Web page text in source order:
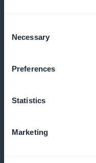
Selection
Necessary
Preferences
Statistics
Marketing
Zugriffsstatistiken